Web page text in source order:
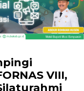
VIII,